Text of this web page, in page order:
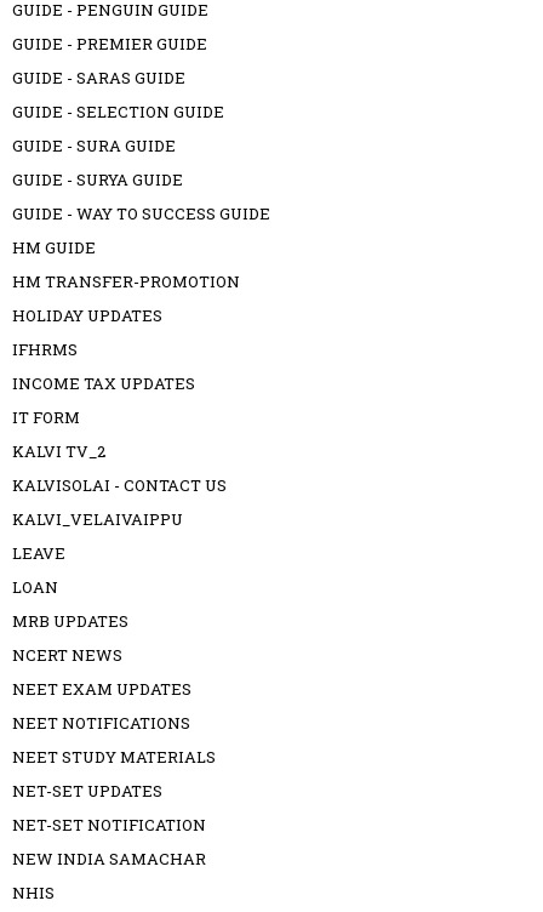
GUIDE - PENGUIN GUIDE
GUIDE - PREMIER GUIDE
GUIDE - SARAS GUIDE
GUIDE - SELECTION GUIDE
GUIDE - SURA GUIDE
GUIDE - SURYA GUIDE
GUIDE - WAY TO SUCCESS GUIDE
HM GUIDE
HM TRANSFER-PROMOTION
HOLIDAY UPDATES
IFHRMS
INCOME TAX UPDATES
IT FORM
KALVI TV_2
KALVISOLAI - CONTACT US
KALVI_VELAIVAIPPU
LEAVE
LOAN
MRB UPDATES
NCERT NEWS
NEET EXAM UPDATES
NEET NOTIFICATIONS
NEET STUDY MATERIALS
NET-SET UPDATES
NET-SET NOTIFICATION
NEW INDIA SAMACHAR
NHIS